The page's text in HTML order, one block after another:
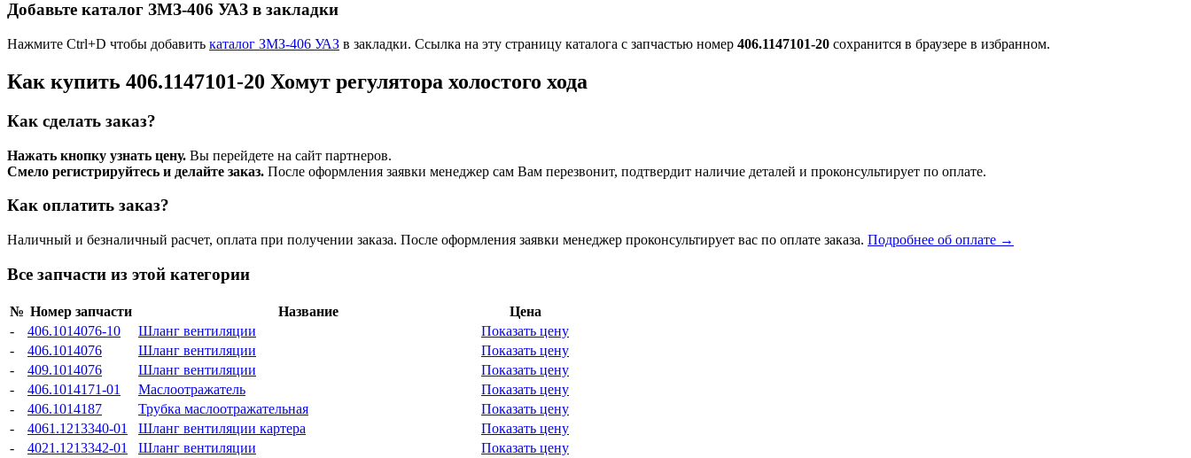
Добавьте каталог ЗМЗ-406 УАЗ в закладки
Нажмите Ctrl+D чтобы добавить каталог ЗМЗ-406 УАЗ в закладки. Ссылка на эту страницу каталога с запчастью номер 406.1147101-20 сохранится в браузере в избранном.
Как купить 406.1147101-20 Хомут регулятора холостого хода
Как сделать заказ?
Нажать кнопку узнать цену. Вы перейдете на сайт партнеров.
Смело регистрируйтесь и делайте заказ. После оформления заявки менеджер сам Вам перезвонит, подтвердит наличие деталей и проконсультирует по оплате.
Как оплатить заказ?
Наличный и безналичный расчет, оплата при получении заказа. После оформления заявки менеджер проконсультирует вас по оплате заказа. Подробнее об оплате →
Все запчасти из этой категории
№ Номер запчасти Название
Цена
-
406.1014076-10 Шланг вентиляции
Показать цену
-
406.1014076 Шланг вентиляции
Показать цену
-
409.1014076 Шланг вентиляции
Показать цену
-
406.1014171-01 Маслоотражатель
Показать цену
-
406.1014187 Трубка маслоотражательная
Показать цену
-
4061.1213340-01 Шланг вентиляции картера
Показать цену
-
4021.1213342-01 Шланг вентиляции
Показать цену